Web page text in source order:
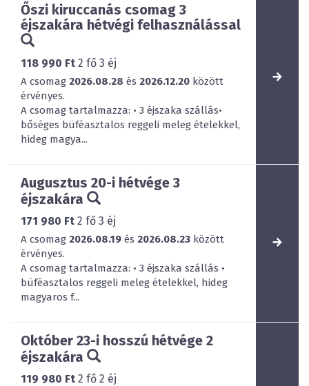
Őszi kiruccanás csomag 3
éjszakára hétvégi felhasználással
118 990 Ft 2 fő 3 éj
A csomag 2026.08.28 és 2026.12.20 között
érvényes.
A csomag tartalmazza: • 3 éjszaka szállás•
bőséges büféasztalos reggeli meleg ételekkel,
hideg magya...
Augusztus 20-i hétvége 3
éjszakára
171 980 Ft 2 fő 3 éj
A csomag 2026.08.19 és 2026.08.23 között
érvényes.
A csomag tartalmazza: • 3 éjszaka szállás •
büféasztalos reggeli meleg ételekkel, hideg
magyaros f...
Október 23-i hosszú hétvége 2
éjszakára
119 980 Ft 2 fő 2 éj